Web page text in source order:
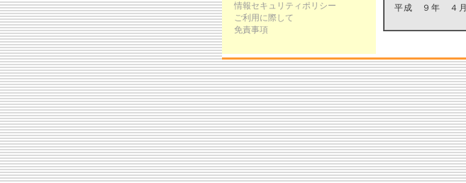
情報セキュリティポリシー
ご利用に際して
免責事項
平成 ９年 ４月